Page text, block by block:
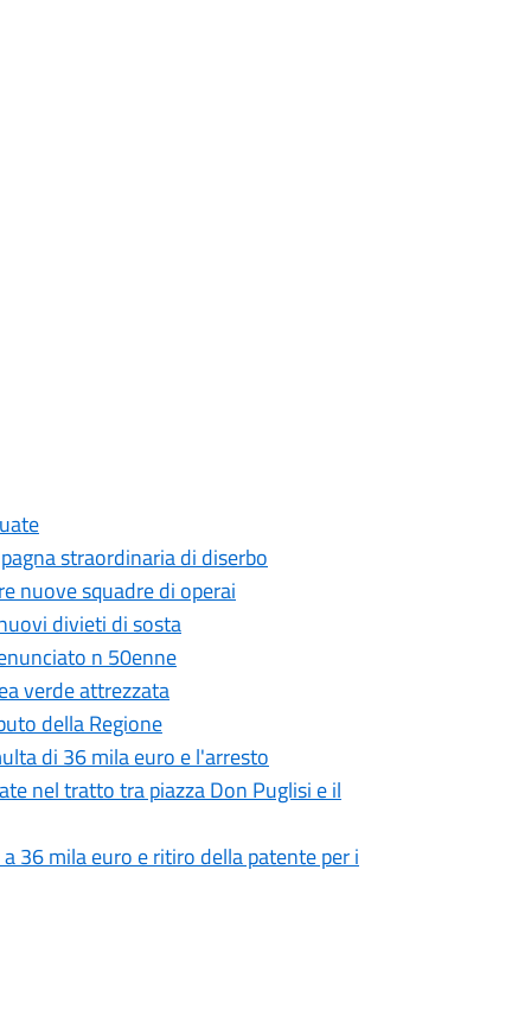
straordinaria di diserbo
nuove squadre di operai
divieti di sosta
n 50enne
verde attrezzata
della Regione
di 36 mila euro e l'arresto
nel tratto tra piazza Don Puglisi e il
36 mila euro e ritiro della patente per i